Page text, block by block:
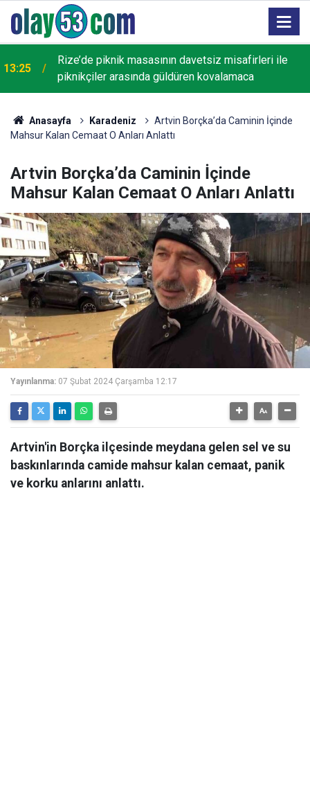
13:13 Rize'de Yaşayan Miras Şöleni Bugün Sona Eriyor
Anasayfa Karadeniz
Artvin Borçka’da Caminin İçinde
Mahsur Kalan Cemaat O Anları Anlattı
Artvin Borçka’da Caminin İçinde
Mahsur Kalan Cemaat O Anları Anlattı
Yayınlanma: 07 Şubat 2024 Çarşamba 12:17
Artvin'in Borçka ilçesinde meydana gelen sel ve su
baskınlarında camide mahsur kalan cemaat, panik
ve korku anlarını anlattı.